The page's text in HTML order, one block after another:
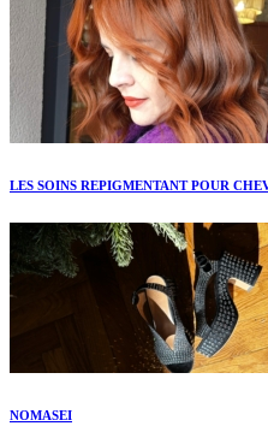
LES SOINS REPIGMENTANT POUR
NOMASEI